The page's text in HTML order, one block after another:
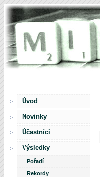
Úvod
Novinky
Účastníci
Výsledky
Pořadí
Rekordy